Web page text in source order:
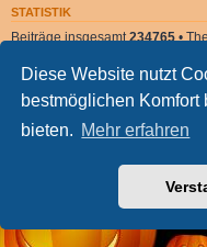
Diese Website nutzt
bestmöglichen Komfort
bieten. Mehr erfahren
STATISTIK
Beiträge insgesamt 234765 •
Foren-Übersicht
Powered byphpBB
Deutsche